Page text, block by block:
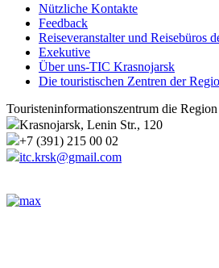
Nützliche Kontakte
Feedback
Reiseveranstalter und Reisebüros
Exekutive
Über uns-TIC Krasnojarsk
Die touristischen Zentren der
Touristeninformationszentrum die
Krasnojarsk, Lenin Str., 120
+7 (391) 215 00 02
itc.krsk@gmail.com